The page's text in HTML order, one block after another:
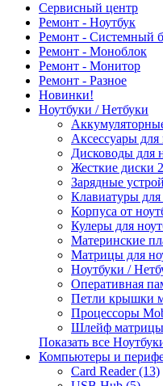
Сервисный центр
Ремонт - Ноутбук
Ремонт - Системный
Ремонт - Моноблок
Ремонт - Монитор
Ремонт - Разное
Новинки!
Ноутбуки / Нетбуки
Аксессуары для
Дисководы для
Жесткие диски
Зарядные
Клавиатуры для
Корпуса от
Кулеры для
Материнские
Матрицы для
Ноутбуки /
Оперативная
Петли крышки
Процессоры
Шлейф
Показать все
Компьютеры и
Card Reader (13)